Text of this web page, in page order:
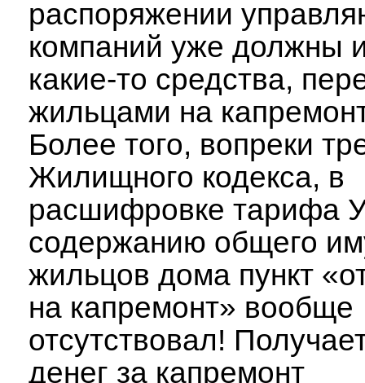
распоряжении
компаний уже должны
какие-то средства,
жильцами на
Более того, вопреки
Жилищного кодекса, в
расшифровке тарифа
содержанию общего
жильцов дома пункт
на капремонт» вообще
отсутствовал!
денег за капремонт